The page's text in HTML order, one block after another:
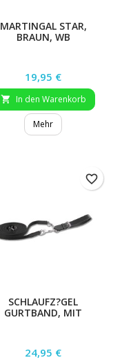
MARTINGAL STAR,
BRAUN, WB
Preis
19,95 €
 In den Warenkorb
Mehr
SCHLAUFZ?GEL
GURTBAND, MIT
Preis
24,95 €
favorite_border